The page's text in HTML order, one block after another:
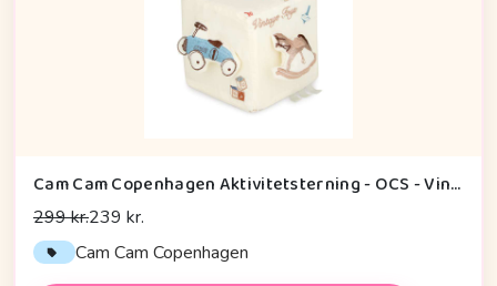
Cam Cam Copenhagen Aktivitetsterning - OCS - Vintage Toys
299 kr.239 kr.
Cam Cam Copenhagen